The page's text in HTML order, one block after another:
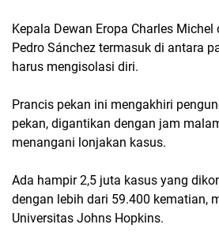
Kepala Dewan Eropa Charles Michel
Pedro Sánchez termasuk di antara
harus mengisolasi diri.
Prancis pekan ini mengakhiri
pekan, digantikan dengan jam
menangani lonjakan kasus.
Ada hampir 2,5 juta kasus yang
dengan lebih dari 59.400 kematian,
Universitas Johns Hopkins.